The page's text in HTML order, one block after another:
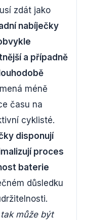
zdát jako
nabíječky
a případně
méně
času na
cyklisté.
disponují
proces
baterie
důsledku
může být